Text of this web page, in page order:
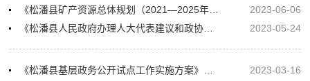
2023-06-06
2023-05-24
2023-03-16